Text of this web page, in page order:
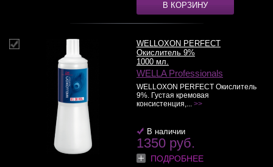
В КОРЗИНУ
WELLOXON PERFECT
Окислитель 9%
1000 мл.
WELLA Professionals
WELLOXON PERFECT Окислитель
9%. Густая кремовая
консистенция,... >>
В наличии
1350 руб.
ПОДРОБНЕЕ